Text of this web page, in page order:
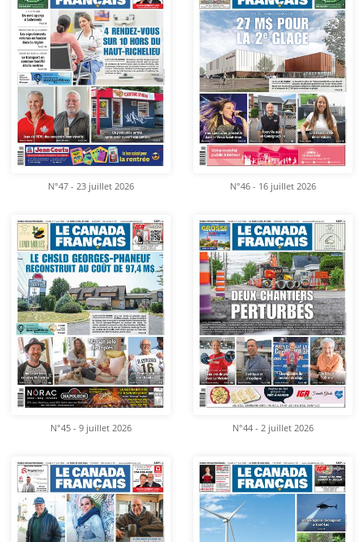
N°47 - 23 juillet 2026 N°46 - 16 juillet 2026
N°45 - 9 juillet 2026 N°44 - 2 juillet 2026